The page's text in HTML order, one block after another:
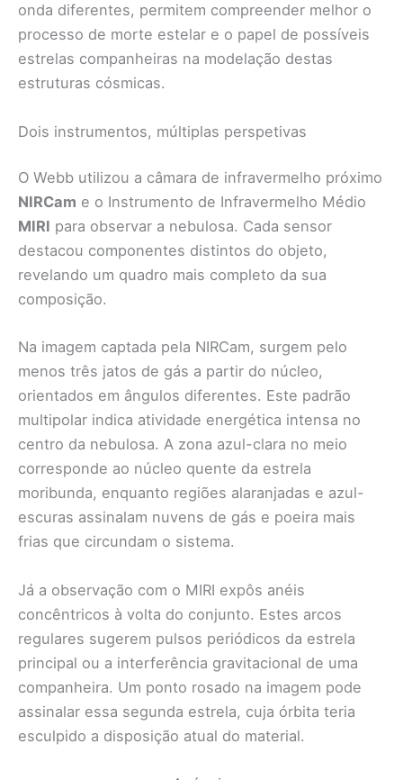
onda diferentes, permitem compreender melhor o
processo de morte estelar e o papel de possíveis
estrelas companheiras na modelação destas
estruturas cósmicas.
Dois instrumentos, múltiplas perspetivas
O Webb utilizou a câmara de infravermelho próximo
NIRCam e o Instrumento de Infravermelho Médio
MIRI para observar a nebulosa. Cada sensor
destacou componentes distintos do objeto,
revelando um quadro mais completo da sua
composição.
Na imagem captada pela NIRCam, surgem pelo
menos três jatos de gás a partir do núcleo,
orientados em ângulos diferentes. Este padrão
multipolar indica atividade energética intensa no
centro da nebulosa. A zona azul-clara no meio
corresponde ao núcleo quente da estrela
moribunda, enquanto regiões alaranjadas e azul-
escuras assinalam nuvens de gás e poeira mais
frias que circundam o sistema.
Já a observação com o MIRI expôs anéis
concêntricos à volta do conjunto. Estes arcos
regulares sugerem pulsos periódicos da estrela
principal ou a interferência gravitacional de uma
companheira. Um ponto rosado na imagem pode
assinalar essa segunda estrela, cuja órbita teria
esculpido a disposição atual do material.